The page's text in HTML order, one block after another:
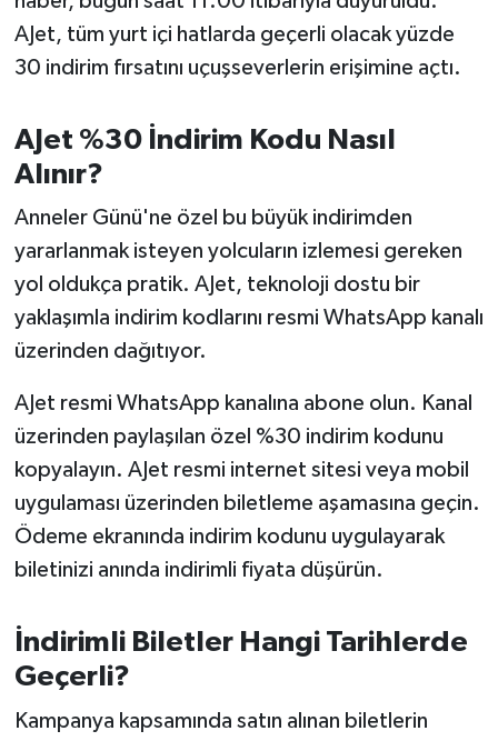
AJet, tüm yurt içi hatlarda geçerli olacak yüzde
30 indirim fırsatını uçuşseverlerin erişimine açtı.
AJet %30 İndirim Kodu Nasıl
Alınır?
Anneler Günü'ne özel bu büyük indirimden
yararlanmak isteyen yolcuların izlemesi gereken
yol oldukça pratik. AJet, teknoloji dostu bir
yaklaşımla indirim kodlarını resmi WhatsApp kanalı
üzerinden dağıtıyor.
AJet resmi WhatsApp kanalına abone olun. Kanal
üzerinden paylaşılan özel %30 indirim kodunu
kopyalayın. AJet resmi internet sitesi veya mobil
uygulaması üzerinden biletleme aşamasına geçin.
Ödeme ekranında indirim kodunu uygulayarak
biletinizi anında indirimli fiyata düşürün.
İndirimli Biletler Hangi Tarihlerde
Geçerli?
Kampanya kapsamında satın alınan biletlerin
MANŞET
OLAY
OTOMOTİV
Resmi İlanlar
SAĞLIK
SEYAHAT
Sındırgı
Susurluk